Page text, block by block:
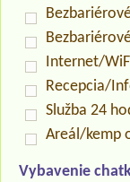
Internet/
Recepcia/
Služba 24
Areál/kemp
Vybavenie